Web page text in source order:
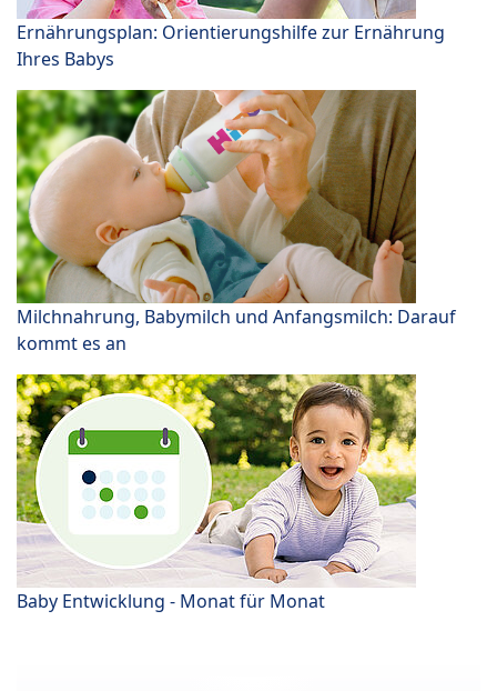
Ernährungsplan: Orientierungshilfe zur Ernährung
Ihres Babys
Milchnahrung, Babymilch und Anfangsmilch: Darauf
kommt es an
Baby Entwicklung - Monat für Monat